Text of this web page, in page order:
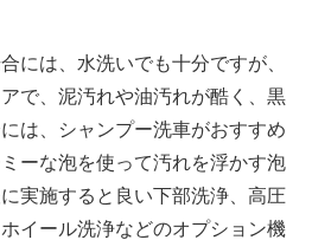
には、水洗いでも十分ですが、
で、泥汚れや油汚れが酷く、黒
は、シャンプー洗車がおすすめ
ーな泡を使って汚れを浮かす泡
実施すると良い下部洗浄、高圧
イール洗浄などのオプション機